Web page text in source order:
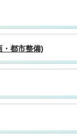
・都市整備)